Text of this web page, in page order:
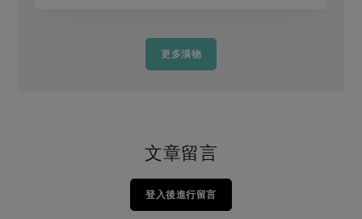
更多漬物
文章留言
登入後進行留言